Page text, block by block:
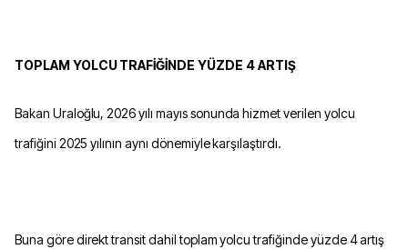
TOPLAM YOLCU TRAFİĞİNDE YÜZDE 4 ARTIŞ
Bakan Uraloğlu, 2026 yılı mayıs sonunda hizmet verilen yolcu
trafiğini 2025 yılının aynı dönemiyle karşılaştırdı.
Buna göre direkt transit dahil toplam yolcu trafiğinde yüzde 4 artış